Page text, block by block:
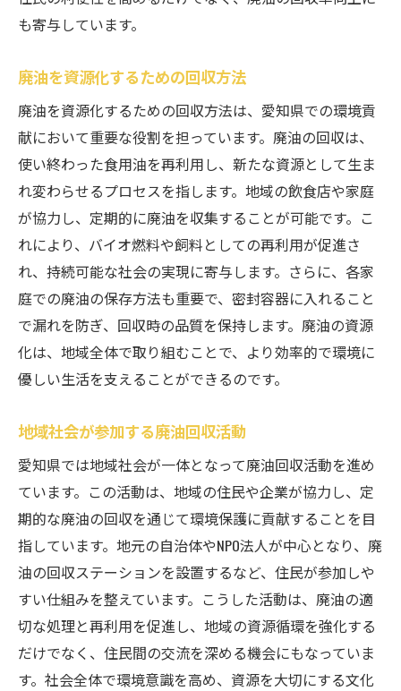
も寄与しています。
廃油を資源化するための回収方法
廃油を資源化するための回収方法は、愛知県での環境貢
献において重要な役割を担っています。廃油の回収は、
使い終わった食用油を再利用し、新たな資源として生ま
れ変わらせるプロセスを指します。地域の飲食店や家庭
が協力し、定期的に廃油を収集することが可能です。こ
れにより、バイオ燃料や飼料としての再利用が促進さ
れ、持続可能な社会の実現に寄与します。さらに、各家
庭での廃油の保存方法も重要で、密封容器に入れること
で漏れを防ぎ、回収時の品質を保持します。廃油の資源
化は、地域全体で取り組むことで、より効率的で環境に
優しい生活を支えることができるのです。
地域社会が参加する廃油回収活動
愛知県では地域社会が一体となって廃油回収活動を進め
ています。この活動は、地域の住民や企業が協力し、定
期的な廃油の回収を通じて環境保護に貢献することを目
指しています。地元の自治体やNPO法人が中心となり、廃
油の回収ステーションを設置するなど、住民が参加しや
すい仕組みを整えています。こうした活動は、廃油の適
切な処理と再利用を促進し、地域の資源循環を強化する
だけでなく、住民間の交流を深める機会にもなっていま
す。社会全体で環境意識を高め、資源を大切にする文化